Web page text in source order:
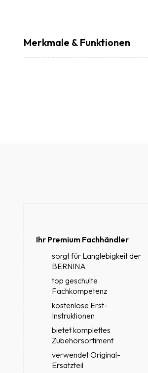
Merkmale & Funktionen
Ihr Premium Fachhändler
sorgt für Langlebigkeit der
BERNINA
top geschulte
Fachkompetenz
kostenlose Erst-
Instruktionen
bietet komplettes
Zubehörsortiment
verwendet Original-
Ersatzteil